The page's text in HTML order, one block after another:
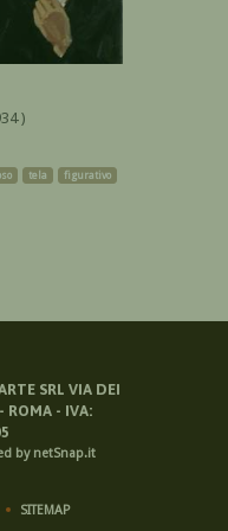
)
tela
figurativo
SRL VIA DEI
ROMA - IVA:
by netSnap.it
SITEMAP